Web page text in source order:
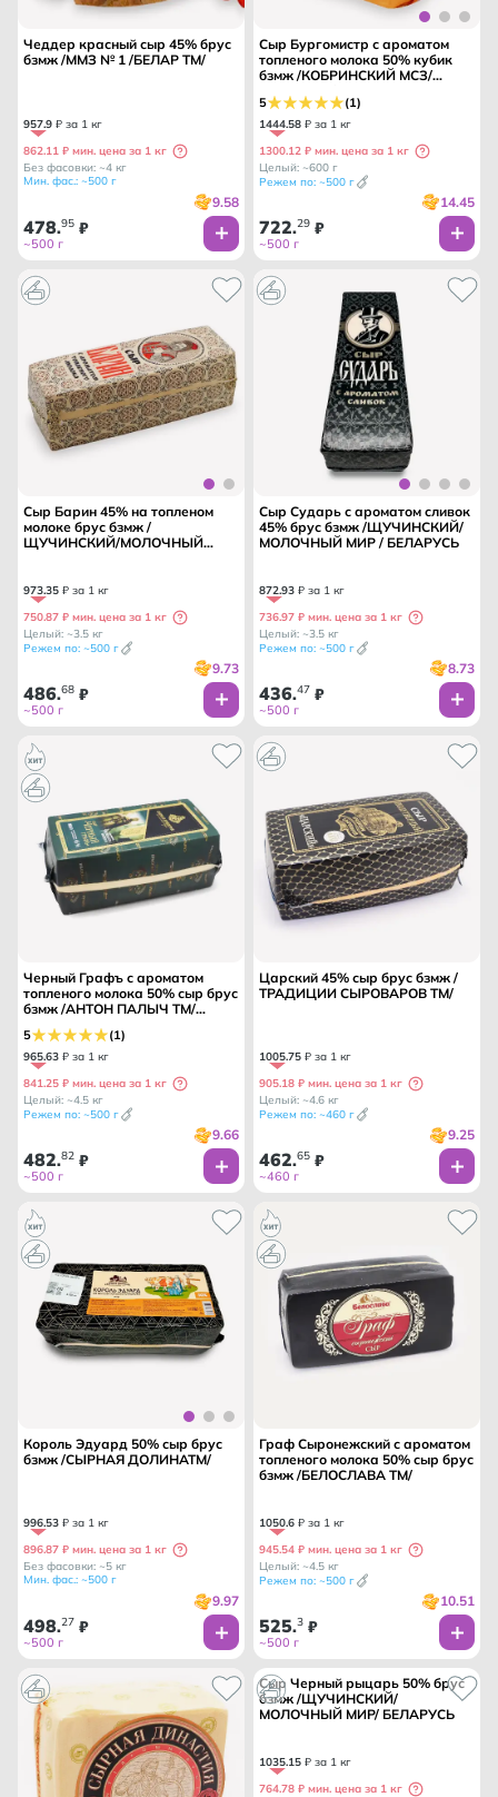
Чеддер красный сыр 45% брус
бзмж /ММЗ № 1 /БЕЛАР ТМ/
957.9 ₽ за 1 кг
862.11 ₽ мин. цена за 1 кг
Без фасовки: ~4 кг
Мин. фас.: ~500 г
9.58
478.95 ₽
~500 г
Сыр Бургомистр с ароматом
топленого молока 50% кубик
бзмж /КОБРИНСКИЙ МСЗ/
5 (1)
1444.58 ₽ за 1 кг
1300.12 ₽ мин. цена за 1 кг
Целый: ~600 г
Режем по: ~500 г
14.45
722.29 ₽
~500 г
Сыр Барин 45% на топленом
молоке брус бзмж /
ЩУЧИНСКИЙ/МОЛОЧНЫЙ
973.35 ₽ за 1 кг
750.87 ₽ мин. цена за 1 кг
Целый: ~3.5 кг
Режем по: ~500 г
9.73
486.68 ₽
~500 г
Сыр Сударь с ароматом сливок
45% брус бзмж /ЩУЧИНСКИЙ/
МОЛОЧНЫЙ МИР / БЕЛАРУСЬ
872.93 ₽ за 1 кг
736.97 ₽ мин. цена за 1 кг
Целый: ~3.5 кг
Режем по: ~500 г
8.73
436.47 ₽
~500 г
Черный Графъ с ароматом
топленого молока 50% сыр брус
бзмж /АНТОН ПАЛЫЧ ТМ/
5 (1)
965.63 ₽ за 1 кг
841.25 ₽ мин. цена за 1 кг
Целый: ~4.5 кг
Режем по: ~500 г
9.66
482.82 ₽
~500 г
Царский 45% сыр брус бзмж /
ТРАДИЦИИ СЫРОВАРОВ ТМ/
1005.75 ₽ за 1 кг
905.18 ₽ мин. цена за 1 кг
Целый: ~4.6 кг
Режем по: ~460 г
9.25
462.65 ₽
~460 г
Король Эдуард 50% сыр брус
бзмж /СЫРНАЯ ДОЛИНАТМ/
996.53 ₽ за 1 кг
896.87 ₽ мин. цена за 1 кг
Без фасовки: ~5 кг
Мин. фас.: ~500 г
9.97
498.27 ₽
~500 г
Граф Сыронежский с ароматом
топленого молока 50% сыр брус
бзмж /БЕЛОСЛАВА ТМ/
1050.6 ₽ за 1 кг
945.54 ₽ мин. цена за 1 кг
Целый: ~4.5 кг
Режем по: ~500 г
10.51
525.3 ₽
~500 г
Сыр Черный рыцарь 50% брус
бзмж /ЩУЧИНСКИЙ/
МОЛОЧНЫЙ МИР/ БЕЛАРУСЬ
1035.15 ₽ за 1 кг
764.78 ₽ мин. цена за 1 кг